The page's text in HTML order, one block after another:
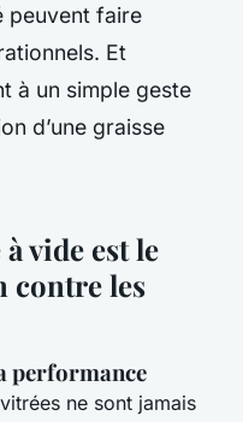
peuvent faire
Et
à un simple geste
d’une graisse
vide est le
contre les
performance
ne sont jamais